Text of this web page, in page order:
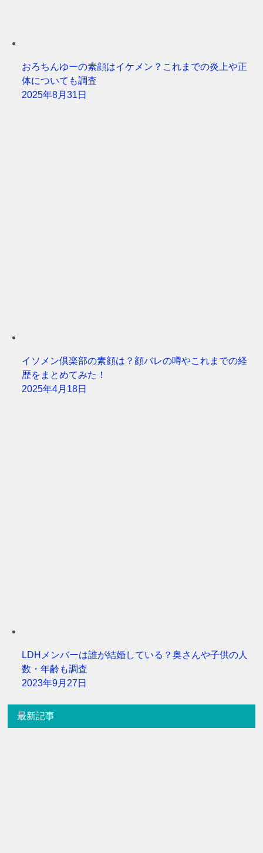
おろちんゆーの素顔はイケメン？これまでの炎上や正
体についても調査
2025年8月31日
イソメン倶楽部の素顔は？顔バレの噂やこれまでの経
歴をまとめてみた！
2025年4月18日
LDHメンバーは誰が結婚している？奥さんや子供の人
数・年齢も調査
2023年9月27日
最新記事